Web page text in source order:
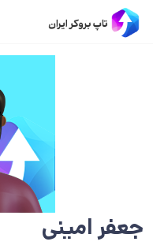
جعفر امینی